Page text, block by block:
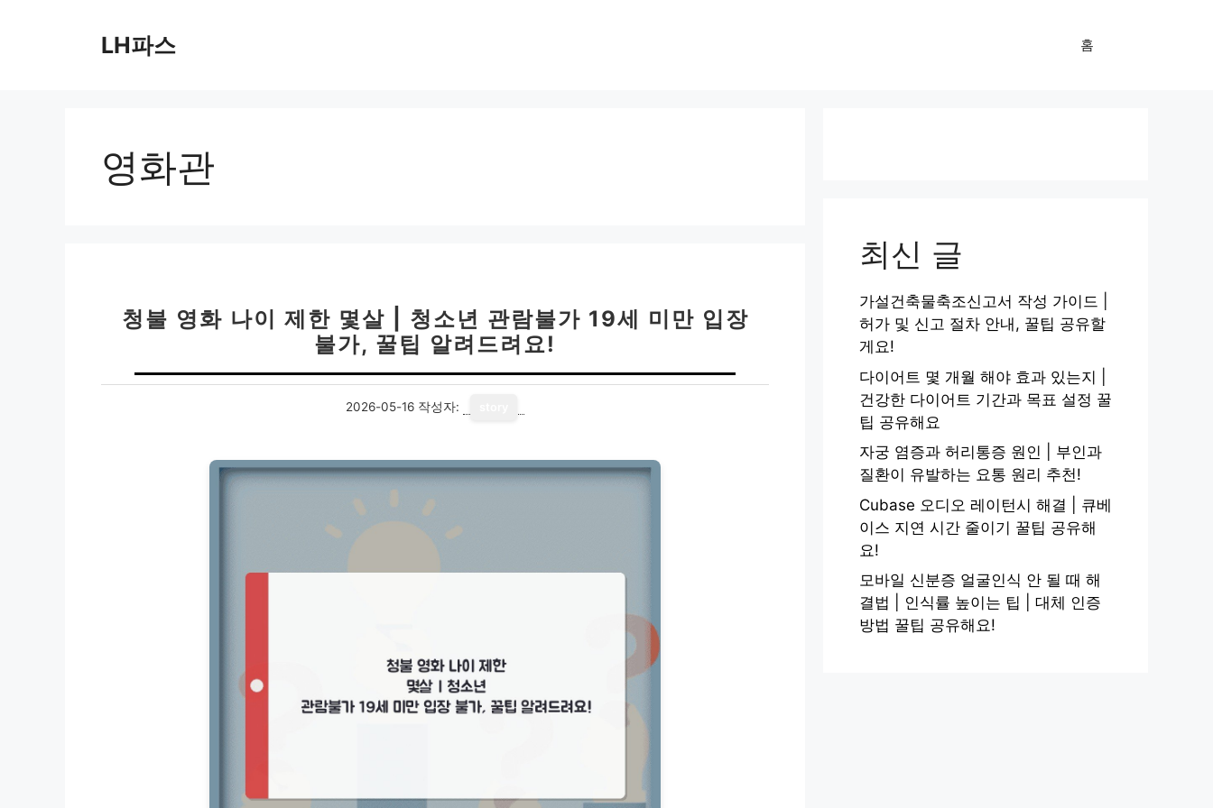
LH파스 홈
영화관
청불 영화 나이 제한 몇살 | 청소년 관람불가 19세 미만 입장
불가, 꿀팁 알려드려요!
2026-05-16 작성자:
최신 글
가설건축물축조신고서 작성 가이드 |
허가 및 신고 절차 안내, 꿀팁 공유할
게요!
다이어트 몇 개월 해야 효과 있는지 |
건강한 다이어트 기간과 목표 설정 꿀
팁 공유해요
자궁 염증과 허리통증 원인 | 부인과
질환이 유발하는 요통 원리 추천!
Cubase 오디오 레이턴시 해결 | 큐베
이스 지연 시간 줄이기 꿀팁 공유해
요!
모바일 신분증 얼굴인식 안 될 때 해
결법 | 인식률 높이는 팁 | 대체 인증
방법 꿀팁 공유해요!